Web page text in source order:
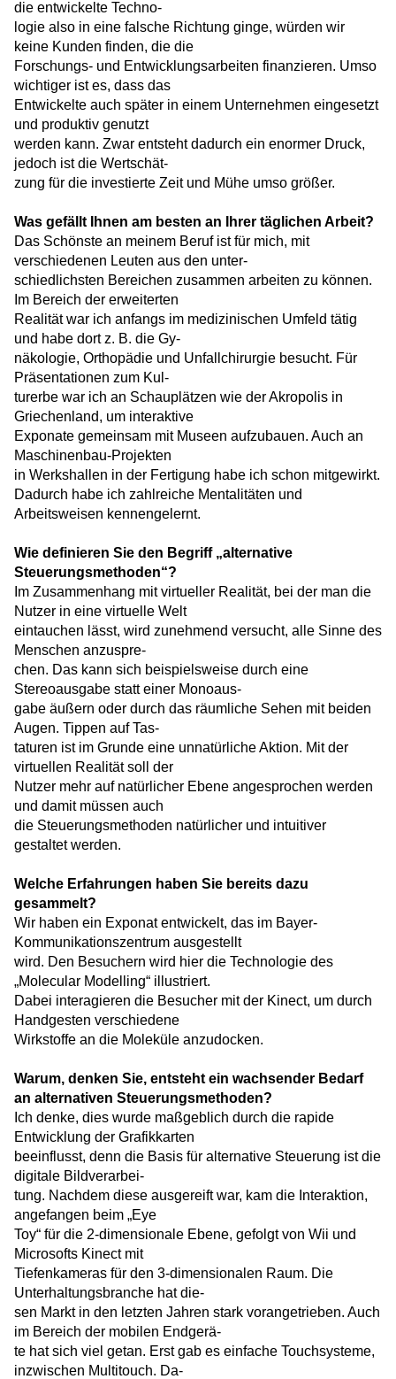
die entwickelte Techno-
logie also in eine falsche Richtung ginge, würden wir
keine Kunden finden, die die
Forschungs- und Entwicklungsarbeiten finanzieren. Umso
wichtiger ist es, dass das
Entwickelte auch später in einem Unternehmen eingesetzt
und produktiv genutzt
werden kann. Zwar entsteht dadurch ein enormer Druck,
jedoch ist die Wertschät-
zung für die investierte Zeit und Mühe umso größer.
Was gefällt Ihnen am besten an Ihrer täglichen Arbeit?
Das Schönste an meinem Beruf ist für mich, mit
verschiedenen Leuten aus den unter-
schiedlichsten Bereichen zusammen arbeiten zu können.
Im Bereich der erweiterten
Realität war ich anfangs im medizinischen Umfeld tätig
und habe dort z. B. die Gy-
näkologie, Orthopädie und Unfallchirurgie besucht. Für
Präsentationen zum Kul-
turerbe war ich an Schauplätzen wie der Akropolis in
Griechenland, um interaktive
Exponate gemeinsam mit Museen aufzubauen. Auch an
Maschinenbau-Projekten
in Werkshallen in der Fertigung habe ich schon mitgewirkt.
Dadurch habe ich zahlreiche Mentalitäten und
Arbeitsweisen kennengelernt.
Wie definieren Sie den Begriff „alternative
Steuerungsmethoden“?
Im Zusammenhang mit virtueller Realität, bei der man die
Nutzer in eine virtuelle Welt
eintauchen lässt, wird zunehmend versucht, alle Sinne des
Menschen anzuspre-
chen. Das kann sich beispielsweise durch eine
Stereoausgabe statt einer Monoaus-
gabe äußern oder durch das räumliche Sehen mit beiden
Augen. Tippen auf Tas-
taturen ist im Grunde eine unnatürliche Aktion. Mit der
virtuellen Realität soll der
Nutzer mehr auf natürlicher Ebene angesprochen werden
und damit müssen auch
die Steuerungsmethoden natürlicher und intuitiver
gestaltet werden.
Welche Erfahrungen haben Sie bereits dazu
gesammelt?
Wir haben ein Exponat entwickelt, das im Bayer-
Kommunikationszentrum ausgestellt
wird. Den Besuchern wird hier die Technologie des
„Molecular Modelling“ illustriert.
Dabei interagieren die Besucher mit der Kinect, um durch
Handgesten verschiedene
Wirkstoffe an die Moleküle anzudocken.
Warum, denken Sie, entsteht ein wachsender Bedarf
an alternativen Steuerungsmethoden?
Ich denke, dies wurde maßgeblich durch die rapide
Entwicklung der Grafikkarten
beeinflusst, denn die Basis für alternative Steuerung ist die
digitale Bildverarbei-
tung. Nachdem diese ausgereift war, kam die Interaktion,
angefangen beim „Eye
Toy“ für die 2-dimensionale Ebene, gefolgt von Wii und
Microsofts Kinect mit
Tiefenkameras für den 3-dimensionalen Raum. Die
Unterhaltungsbranche hat die-
sen Markt in den letzten Jahren stark vorangetrieben. Auch
im Bereich der mobilen Endgerä-
te hat sich viel getan. Erst gab es einfache Touchsysteme,
inzwischen Multitouch. Da-